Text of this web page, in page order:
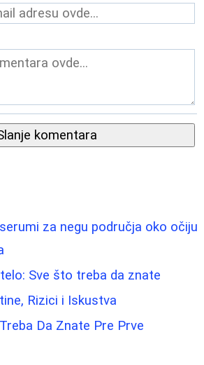
komentara
za negu područja oko očiju
Sve što treba da znate
Rizici i Iskustva
Da Znate Pre Prve